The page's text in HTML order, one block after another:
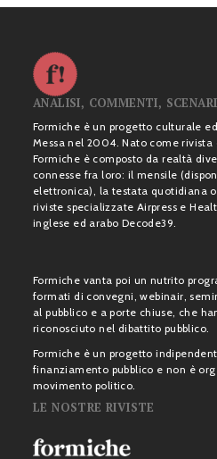
ANALISI, COMMENTI, SCENARI
Formiche è un progetto culturale
Messa nel 2004. Nato come rivista
Formiche è composto da realtà
connesse fra loro: il mensile
elettronica), la testata quotidiana
riviste specializzate Airpress e
inglese ed arabo Decode39.
Formiche vanta poi un nutrito
formati di convegni, webinair,
al pubblico e a porte chiuse, che
riconosciuto nel dibattito pubblico.
Formiche è un progetto
finanziamento pubblico e non è
movimento politico.
LE NOSTRE RIVISTE